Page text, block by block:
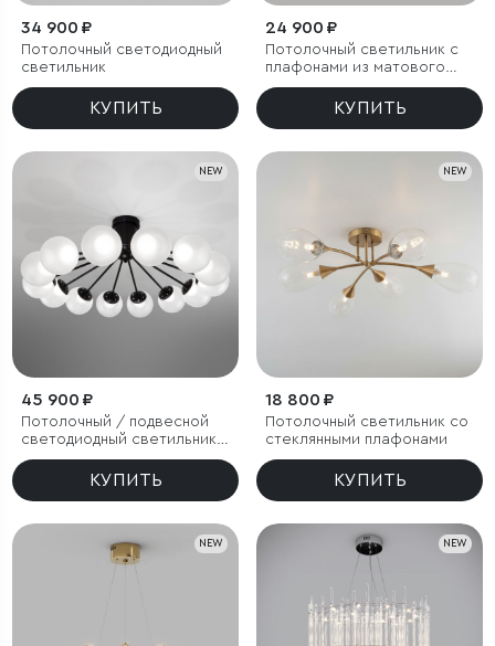
34 900 ₽
Потолочный светодиодный
светильник
КУПИТЬ
24 900 ₽
Потолочный светильник с
плафонами из матового
стекла
КУПИТЬ
NEW
45 900 ₽
Потолочный / подвесной
светодиодный светильник с
регулировкой цветовой
температурыКУПИТЬ
NEW
18 800 ₽
Потолочный светильник со
стеклянными плафонами
КУПИТЬ
NEW NEW